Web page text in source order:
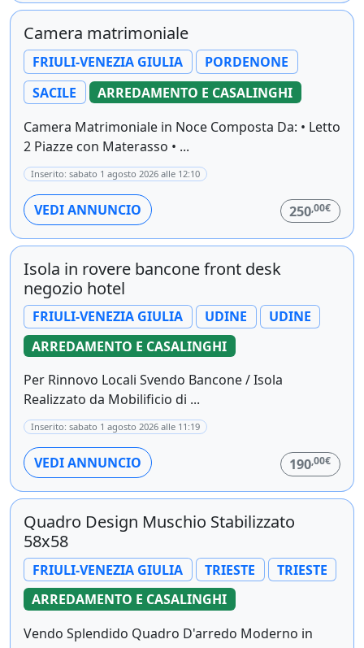
Camera matrimoniale
FRIULI-VENEZIA GIULIA
PORDENONE
SACILE
ARREDAMENTO E CASALINGHI
Camera Matrimoniale in Noce Composta Da: • Letto
2 Piazze con Materasso • ...
Inserito: sabato 1 agosto 2026 alle 12:10
VEDI ANNUNCIO 250,00€
Isola in rovere bancone front desk
negozio hotel
FRIULI-VENEZIA GIULIA UDINE
UDINE
ARREDAMENTO E CASALINGHI
Per Rinnovo Locali Svendo Bancone / Isola
Realizzato da Mobilificio di ...
Inserito: sabato 1 agosto 2026 alle 11:19
VEDI ANNUNCIO 190,00€
Quadro Design Muschio Stabilizzato
58x58
FRIULI-VENEZIA GIULIA TRIESTE
TRIESTE
ARREDAMENTO E CASALINGHI
Vendo Splendido Quadro D'arredo Moderno in